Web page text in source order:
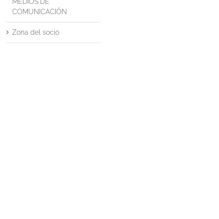
MEDIOS DE
COMUNICACIÓN
Zona del socio